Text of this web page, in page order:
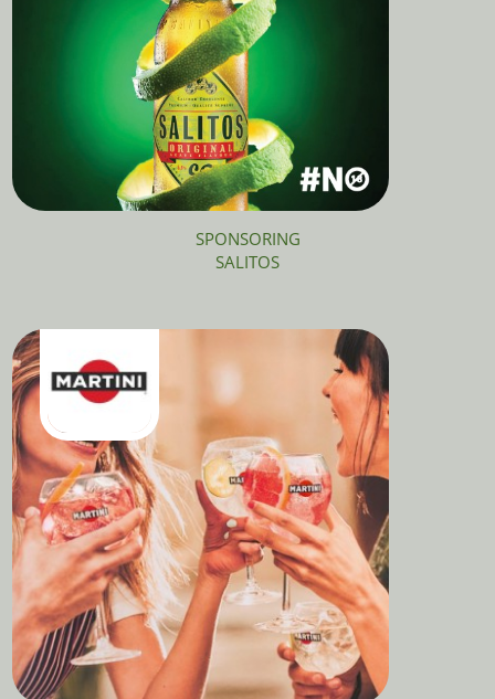
SPONSORING
SALITOS